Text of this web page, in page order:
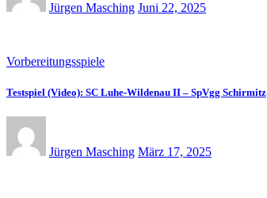
Jürgen Masching Juni 22, 2025
Vorbereitungsspiele
Testspiel (Video): SC Luhe-Wildenau II – SpVgg Schirmitz
Jürgen Masching März 17, 2025